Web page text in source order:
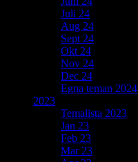
Juli 24
Aug 24
Sept 24
Okt 24
Nov 24
Dec 24
Egna teman 2024
2023
Temalista 2023
Jan 23
Feb 23
Mar 23